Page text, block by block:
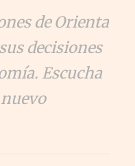
de Orienta
decisiones
Escucha